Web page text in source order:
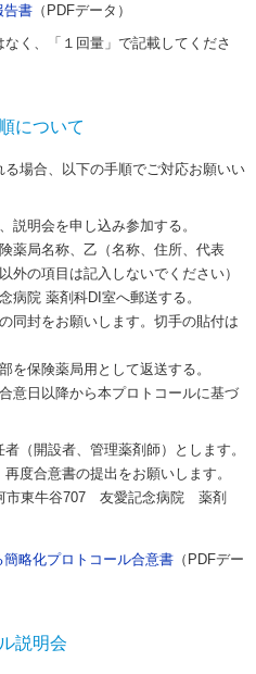
告書（PDFデータ）
く、「１回量」で記載してくださ
について
場合、以下の手順でご対応お願いい
説明会を申し込み参加する。
薬局名称、乙（名称、住所、代表
外の項目は記入しないでください）
病院 薬剤科DI室へ郵送する。
同封をお願いします。切手の貼付は
を保険薬局用として返送する。
意日以降から本プロトコールに基づ
（開設者、管理薬剤師）とします。
度合意書の提出をお願いします。
市東牛谷707 友愛記念病院 薬剤
略化プロトコール合意書（PDFデー
説明会